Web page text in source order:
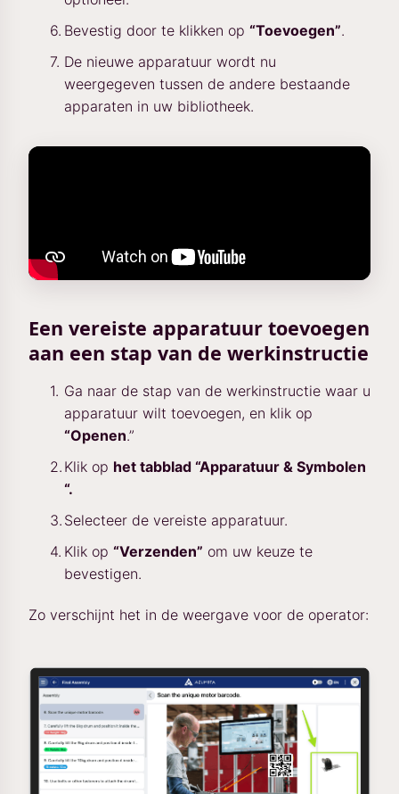
Bevestig door te klikken op “Toevoegen”.
De nieuwe apparatuur wordt nu
weergegeven tussen de andere bestaande
apparaten in uw bibliotheek.
Een vereiste apparatuur toevoegen
aan een stap van de werkinstructie
Ga naar de stap van de werkinstructie waar u
apparatuur wilt toevoegen, en klik op
“Openen.”
Klik op het tabblad “Apparatuur & Symbolen
“.
Selecteer de vereiste apparatuur.
Klik op “Verzenden” om uw keuze te
bevestigen.
Zo verschijnt het in de weergave voor de operator: